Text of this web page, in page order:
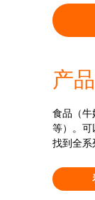
食品（牛
等）。可
找到全系
产